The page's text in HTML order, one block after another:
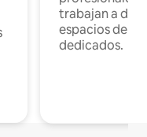
trabajan a
espacios de
dedicados.